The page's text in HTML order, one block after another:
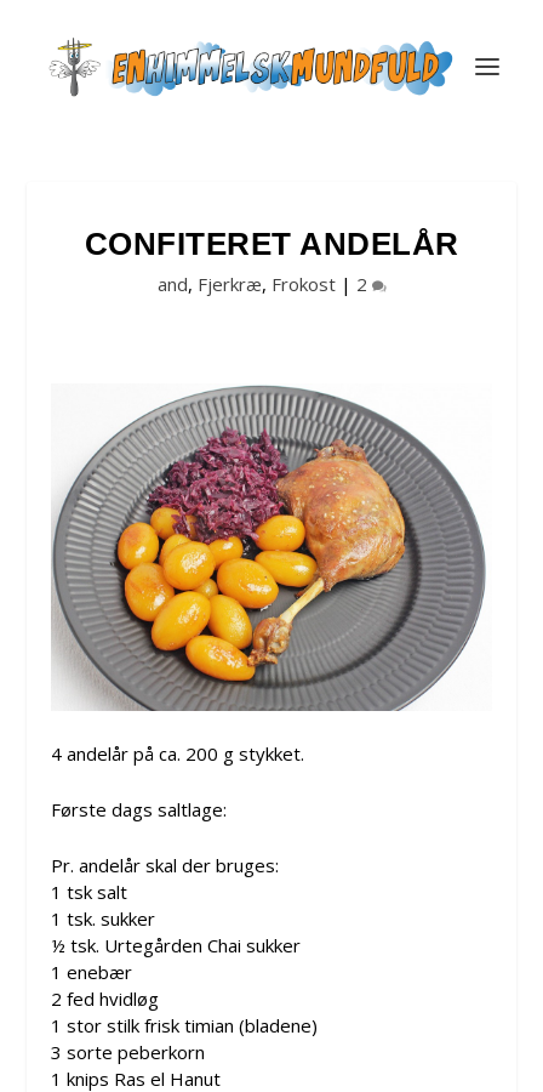
CONFITERET ANDELÅR
and, Fjerkræ, Frokost| 2
4 andelår på ca. 200 g stykket.
Første dags saltlage:
Pr. andelår skal der bruges:
1 tsk salt
1 tsk. sukker
½ tsk. Urtegården Chai sukker
1 enebær
2 fed hvidløg
1 stor stilk frisk timian (bladene)
3 sorte peberkorn
1 knips Ras el Hanut